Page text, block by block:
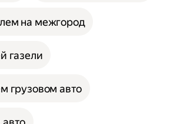
на межгород
газели
грузовом авто